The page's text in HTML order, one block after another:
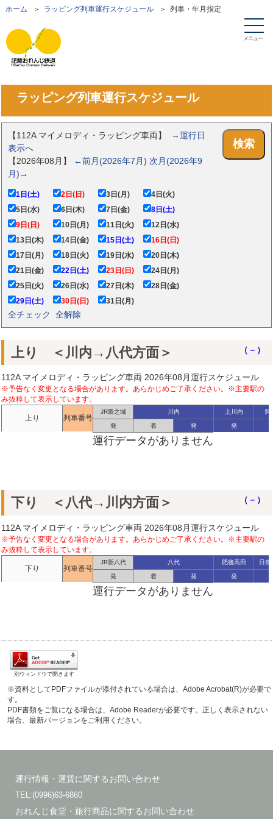
ホーム ＞ ラッピング列車運行スケジュール＞ 列車・年月指定
メニュー
ラッピング列車運行スケジュール
【112A マイメロディ・ラッピング車両】
→運行日
表示へ
【2026年08月】
←前月(2026年7月) 次月(2026年9
月)→
1日(土) 2日(日) 3日(月)
4日(火)
5日(水)
6日(木) 7日(金)
8日(土)
9日(日)
10日(月) 11日(火)
12日(水)
13日(木)
14日(金) 15日(土)
16日(日)
17日(月)
18日(火) 19日(水)
20日(木)
21日(金)
22日(土) 23日(日)
24日(月)
25日(火)
26日(水) 27日(木)
28日(金)
29日(土)
30日(日) 31日(月)
全チェック 全解除
検索
上り ＜川内→八代方面＞ （－）
112A マイメロディ・ラッピング車両 2026年08月運行スケジュール
※予告なく変更となる場合があります。あらかじめご了承ください。※主要駅の
み抜粋して表示しています。
上り 列車番号
JR隈之城 川内 上川内 阿
発 着 発 発
運行データがありません
下り ＜八代→川内方面＞ （－）
112A マイメロディ・ラッピング車両 2026年08月運行スケジュール
※予告なく変更となる場合があります。あらかじめご了承ください。※主要駅の
み抜粋して表示しています。
下り 列車番号
JR新八代 八代 肥後高田 日奈
発 着 発 発
運行データがありません
別ウィンドウで開きます
※資料としてPDFファイルが添付されている場合は、Adobe Acrobat(R)が必要で
す。
PDF書類をご覧になる場合は、Adobe Readerが必要です。正しく表示されない
場合、最新バージョンをご利用ください。
運行情報・運賃に関するお問い合わせ
TEL:(0996)63-6860
おれんじ食堂・旅行商品に関するお問い合わせ